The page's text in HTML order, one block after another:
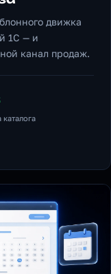
движка
1С — и
канал продаж.
каталога